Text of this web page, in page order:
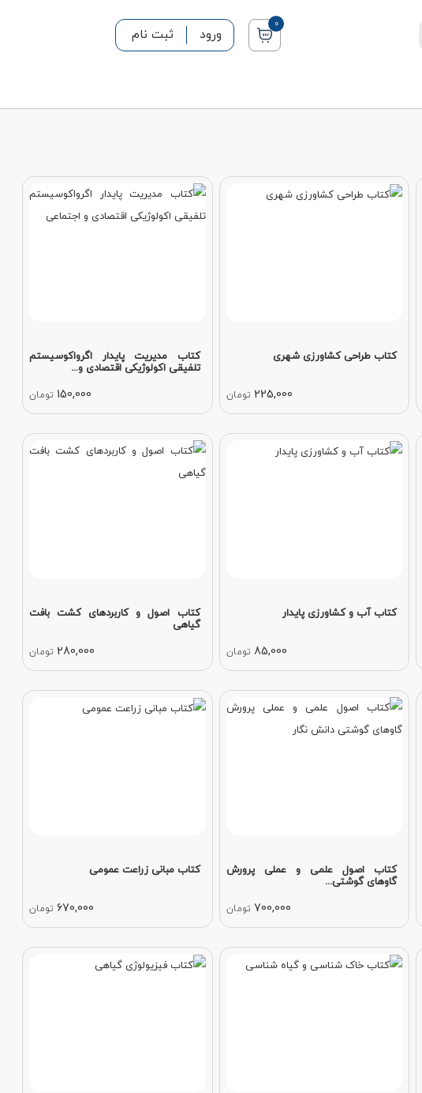
0
ورود ثبت نام
کتاب طراحی کشاورزی شهری
225,000 تومان
کتاب مدیریت پایدار اگرواکوسیستم
تلفیقی اکولوژیکی اقتصادی و...
150,000 تومان
کتاب آب و کشاورزی پایدار
85,000 تومان
کتاب اصول و کاربردهای کشت بافت
گیاهی
280,000 تومان
کتاب اصول علمی و عملی پرورش
گاوهای گوشتی...
700,000 تومان
کتاب مبانی زراعت عمومی
670,000 تومان